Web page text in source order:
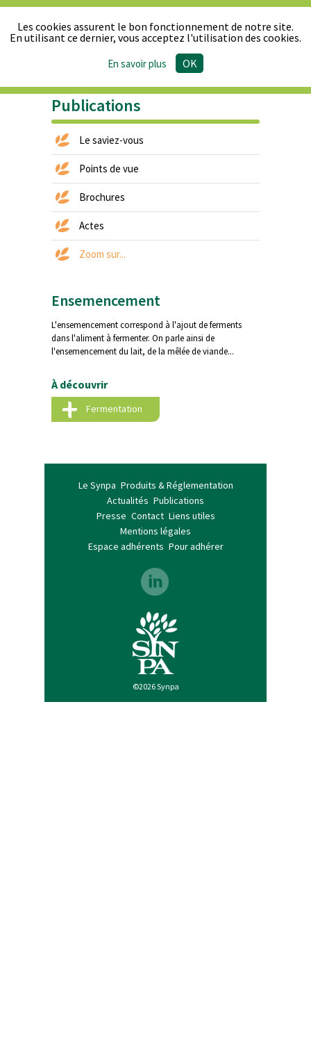
& Réglementation
Actualités Publications
Publications
Le saviez-vous
Points de vue
Brochures
Actes
Zoom sur...
Ensemencement
L'ensemencement correspond à l'ajout de ferments
dans l'aliment à fermenter. On parle ainsi de
l'ensemencement du lait, de la mêlée de viande...
À découvrir
Fermentation
Le Synpa Produits & Réglementation
Actualités Publications
Presse Contact Liens utiles
Mentions légales
Espace adhérents Pour adhérer
©2026 Synpa
Les cookies assurent le bon fonctionnement de notre site.
En utilisant ce dernier, vous acceptez l'utilisation des cookies.
En savoir plus OK